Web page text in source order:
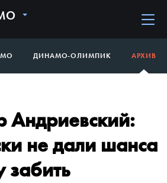
ДИНАМО-ОЛИМПИК АРХИВ
Андриевский:
не дали шанса
забить